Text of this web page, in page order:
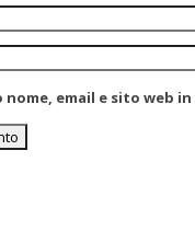
nome, email e sito web